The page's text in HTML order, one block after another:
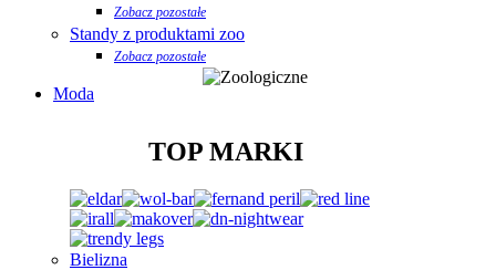
Zobacz pozostałe
Standy z produktami zoo
Zobacz pozostałe
Moda
TOP MARKI
Bielizna